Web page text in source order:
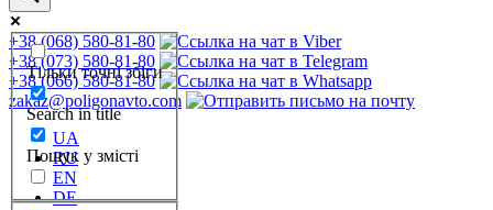
Тільки точні збіги
Search in title
Пошук у змісті
+38 (068) 580-81-80
+38 (073) 580-81-80
+38 (066) 580-81-80
zakaz@poligonavto.com
UA
RU
EN
DE